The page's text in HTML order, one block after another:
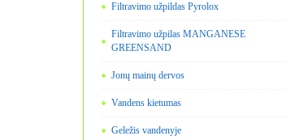
Filtravimo užpildas Pyrolox
Filtravimo užpilas MANGANESE
GREENSAND
Jonų mainų dervos
Vandens kietumas
Geležis vandenyje